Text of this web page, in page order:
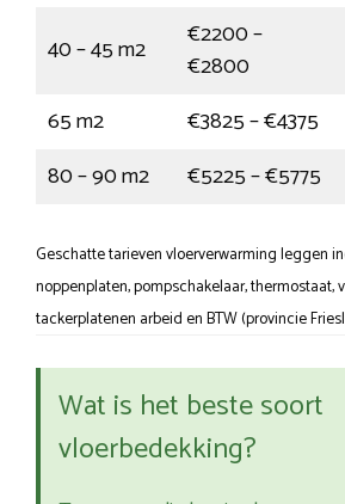
40 – 45 m2
€2200 –
€2800
65 m2
€3825 – €4375
80 – 90 m2
€5225 – €5775
Geschatte tarieven vloerverwarming leggen
noppenplaten, pompschakelaar, thermostaat,
tackerplatenen arbeid en BTW (provincie
Wat is het beste soort
vloerbedekking?